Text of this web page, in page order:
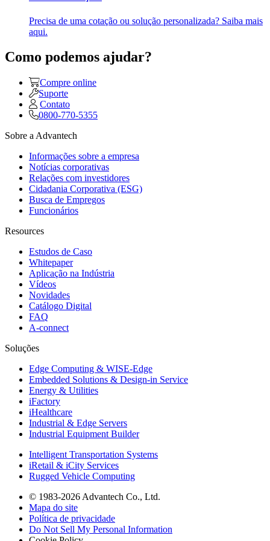
Precisa de uma cotação ou solução personalizada? Saiba mais
aqui.
Como podemos ajudar?
Compre online
Suporte
Contato
0800-770-5355
Sobre a Advantech
Informações sobre a empresa
Notícias corporativas
Relações com investidores
Cidadania Corporativa (ESG)
Busca de Empregos
Funcionários
Resources
Estudos de Caso
Whitepaper
Aplicação na Indústria
Vídeos
Novidades
Catálogo Digital
FAQ
A-connect
Soluções
Edge Computing & WISE-Edge
Embedded Solutions & Design-in Service
Energy & Utilities
iFactory
iHealthcare
Industrial & Edge Servers
Industrial Equipment Builder
Intelligent Transportation Systems
iRetail & iCity Services
Rugged Vehicle Computing
© 1983-2026 Advantech Co., Ltd.
Mapa do site
Política de privacidade
Do Not Sell My Personal Information